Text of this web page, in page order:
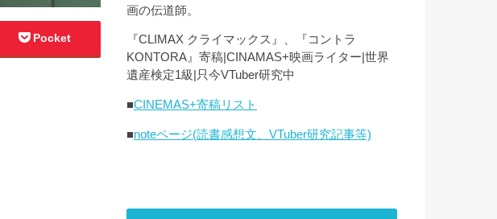
Pocket
画の伝道師。
『CLIMAX クライマックス』、『コントラ
KONTORA』寄稿|CINAMAS+映画ライター|世界
遺産検定1級|只今VTuber研究中
■CINEMAS+寄稿リスト
■noteページ(読書感想文、VTuber研究記事等)